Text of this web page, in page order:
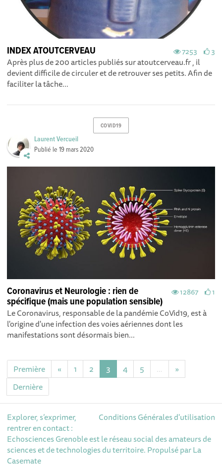
7253 3
INDEX ATOUTCERVEAU
Après plus de 200 articles publiés sur atoutcerveau.fr , il
devient difficile de circuler et de retrouver ses petits. Afin de
faciliter la tâche...
COVID19
Laurent Vercueil
Publié le19 mars 2020
12867 1
Coronavirus et Neurologie : rien de
spécifique (mais une population sensible)
Le Coronavirus, responsable de la pandémie CoVid19, est à
l'origine d'une infection des voies aériennes dont les
manifestations sont désormais bien...
Première « 1 2 3 4 5 …
»
Dernière
Conditions Générales d'utilisation
Explorer, s’exprimer,
rentrer en contact :
Echosciences Grenoble est le réseau social des amateurs de
sciences et de technologies du territoire. Propulsé parLa
Casemate